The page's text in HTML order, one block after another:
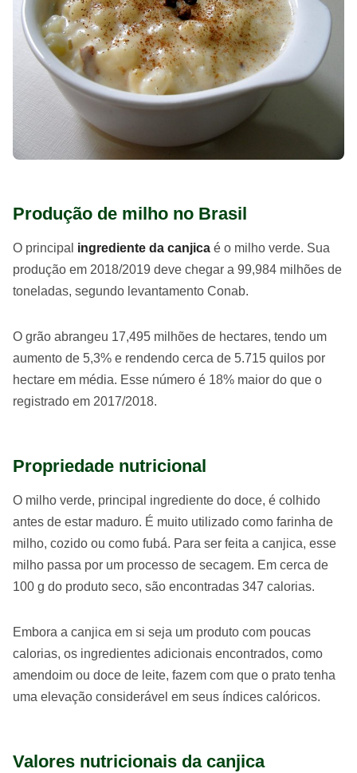
Produção de milho no Brasil
O principal ingrediente da canjica é o milho verde. Sua
produção em 2018/2019 deve chegar a 99,984 milhões de
toneladas, segundo levantamento Conab.
O grão abrangeu 17,495 milhões de hectares, tendo um
aumento de 5,3% e rendendo cerca de 5.715 quilos por
hectare em média. Esse número é 18% maior do que o
registrado em 2017/2018.
Propriedade nutricional
O milho verde, principal ingrediente do doce, é colhido
antes de estar maduro. É muito utilizado como farinha de
milho, cozido ou como fubá. Para ser feita a canjica, esse
milho passa por um processo de secagem. Em cerca de
100 g do produto seco, são encontradas 347 calorias.
Embora a canjica em si seja um produto com poucas
calorias, os ingredientes adicionais encontrados, como
amendoim ou doce de leite, fazem com que o prato tenha
uma elevação considerável em seus índices calóricos.
Valores nutricionais da canjica